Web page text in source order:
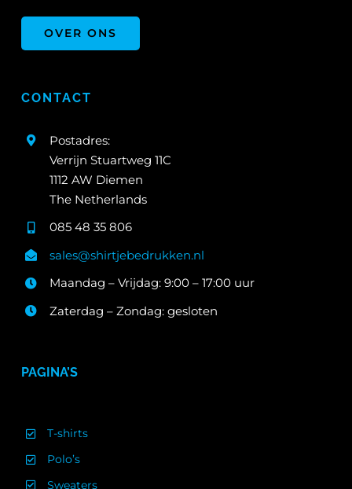
OVER ONS
CONTACT
Postadres:
Verrijn Stuartweg 11C
1112 AW Diemen
The Netherlands
085 48 35 806
sales@shirtjebedrukken.nl
Maandag – Vrijdag: 9:00 – 17:00 uur
Zaterdag – Zondag: gesloten
PAGINA’S
T-shirts
Polo’s
Sweaters